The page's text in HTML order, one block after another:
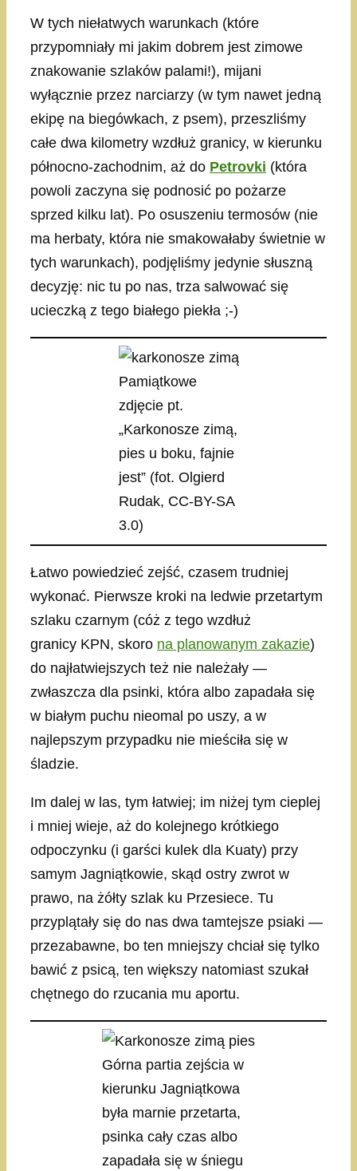
W tych niełatwych warunkach (które
przypomniały mi jakim dobrem jest zimowe
znakowanie szlaków palami!), mijani
wyłącznie przez narciarzy (w tym nawet jedną
ekipę na biegówkach, z psem), przeszliśmy
całe dwa kilometry wzdłuż granicy, w kierunku
północno-zachodnim, aż do Petrovki (która
powoli zaczyna się podnosić po pożarze
sprzed kilku lat). Po osuszeniu termosów (nie
ma herbaty, która nie smakowałaby świetnie w
tych warunkach), podjęliśmy jedynie słuszną
decyzję: nic tu po nas, trza salwować się
ucieczką z tego białego piekła ;-)
Pamiątkowe
zdjęcie pt.
„Karkonosze zimą,
pies u boku, fajnie
jest” (fot. Olgierd
Rudak, CC-BY-SA
3.0)
Łatwo powiedzieć zejść, czasem trudniej
wykonać. Pierwsze kroki na ledwie przetartym
szlaku czarnym (cóż z tego wzdłuż
granicy KPN, skoro na planowanym zakazie)
do najłatwiejszych też nie należały —
zwłaszcza dla psinki, która albo zapadała się
w białym puchu nieomal po uszy, a w
najlepszym przypadku nie mieściła się w
śladzie.
Im dalej w las, tym łatwiej; im niżej tym cieplej
i mniej wieje, aż do kolejnego krótkiego
odpoczynku (i garści kulek dla Kuaty) przy
samym Jagniątkowie, skąd ostry zwrot w
prawo, na żółty szlak ku Przesiece. Tu
przyplątały się do nas dwa tamtejsze psiaki —
przezabawne, bo ten mniejszy chciał się tylko
bawić z psicą, ten większy natomiast szukał
chętnego do rzucania mu aportu.
Górna partia zejścia w
kierunku Jagniątkowa
była marnie przetarta,
psinka cały czas albo
zapadała się w śniegu